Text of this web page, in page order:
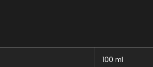
100 ml